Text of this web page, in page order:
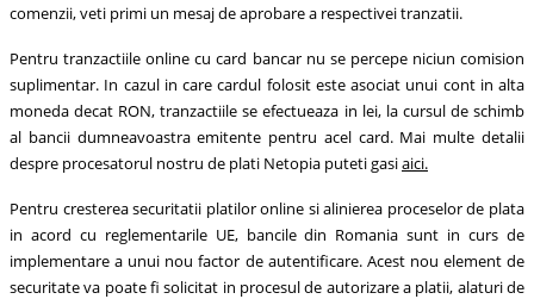
comenzii, veti primi un mesaj de aprobare a respectivei tranzatii.
Pentru tranzactiile online cu card bancar nu se percepe niciun comision
suplimentar. In cazul in care cardul folosit este asociat unui cont in alta
moneda decat RON, tranzactiile se efectueaza in lei, la cursul de schimb
al bancii dumneavoastra emitente pentru acel card. Mai multe detalii
despre procesatorul nostru de plati Netopia puteti gasiaici.
Pentru cresterea securitatii platilor online si alinierea proceselor de plata
in acord cu reglementarile UE, bancile din Romania sunt in curs de
implementare a unui nou factor de autentificare. Acest nou element de
securitate va poate fi solicitat in procesul de autorizare a platii, alaturi de